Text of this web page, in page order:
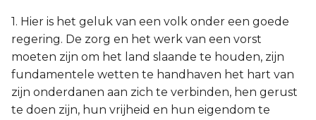
1. Hier is het geluk van een volk onder een goede
regering. De zorg en het werk van een vorst
moeten zijn om het land slaande te houden, zijn
fundamentele wetten te handhaven het hart van
zijn onderdanen aan zich te verbinden, hen gerust
te doen zijn, hun vrijheid en hun eigendom te